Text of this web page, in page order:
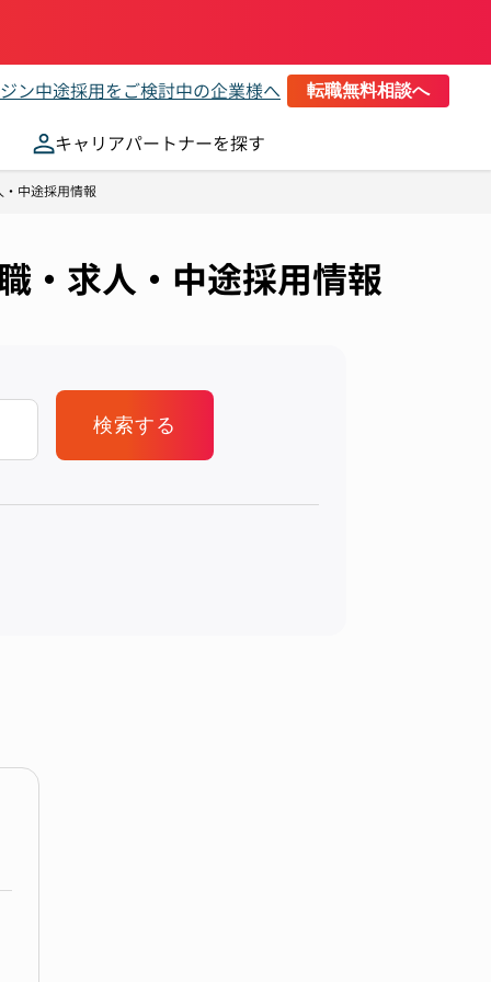
ン中途採用をご検討中の企業様へ 転職無料相談へ
キャリアパートナーを探す
中途採用情報
・求人・中途採用情報
検索する